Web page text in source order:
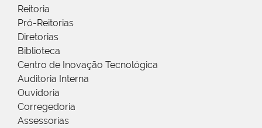
Reitoria
Pró-Reitorias
Diretorias
Biblioteca
Centro de Inovação Tecnológica
Auditoria Interna
Ouvidoria
Corregedoria
Assessorias